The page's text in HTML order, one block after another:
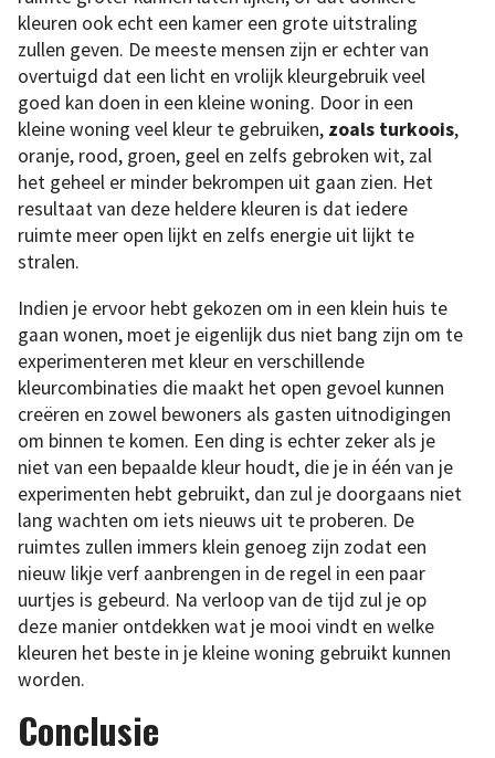
kleuren ook echt een kamer een grote uitstraling
zullen geven. De meeste mensen zijn er echter van
overtuigd dat een licht en vrolijk kleurgebruik veel
goed kan doen in een kleine woning. Door in een
kleine woning veel kleur te gebruiken, zoals turkoois,
oranje, rood, groen, geel en zelfs gebroken wit, zal
het geheel er minder bekrompen uit gaan zien. Het
resultaat van deze heldere kleuren is dat iedere
ruimte meer open lijkt en zelfs energie uit lijkt te
stralen.
Indien je ervoor hebt gekozen om in een klein huis te
gaan wonen, moet je eigenlijk dus niet bang zijn om te
experimenteren met kleur en verschillende
kleurcombinaties die maakt het open gevoel kunnen
creëren en zowel bewoners als gasten uitnodigingen
om binnen te komen. Een ding is echter zeker als je
niet van een bepaalde kleur houdt, die je in één van je
experimenten hebt gebruikt, dan zul je doorgaans niet
lang wachten om iets nieuws uit te proberen. De
ruimtes zullen immers klein genoeg zijn zodat een
nieuw likje verf aanbrengen in de regel in een paar
uurtjes is gebeurd. Na verloop van de tijd zul je op
deze manier ontdekken wat je mooi vindt en welke
kleuren het beste in je kleine woning gebruikt kunnen
worden.
Conclusie